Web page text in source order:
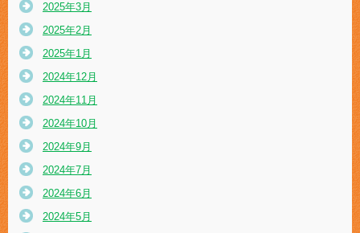
2025年3月
2025年2月
2025年1月
2024年12月
2024年11月
2024年10月
2024年9月
2024年7月
2024年6月
2024年5月